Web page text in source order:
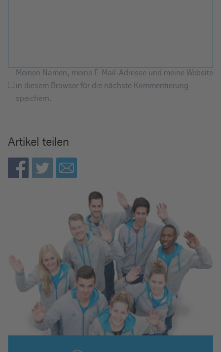
Meinen Namen, meine E-Mail-Adresse und meine Website
in diesem Browser für die nächste Kommentierung
speichern.
Artikel teilen